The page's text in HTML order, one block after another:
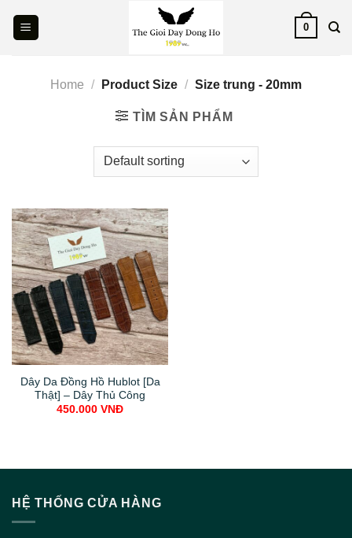
0
Home / Product Size / Size trung - 20mm
TÌM SẢN PHẨM
Dây Da Đồng Hồ Hublot [Da
Thật] – Dây Thủ Công
450.000 VNĐ
HỆ THỐNG CỬA HÀNG